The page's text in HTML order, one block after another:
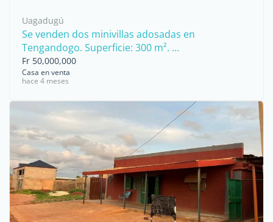
Uagadugú
Se venden dos minivillas adosadas en
Tengandogo. Superficie: 300 m². ...
Fr 50,000,000
Casa en venta
hace 4 meses